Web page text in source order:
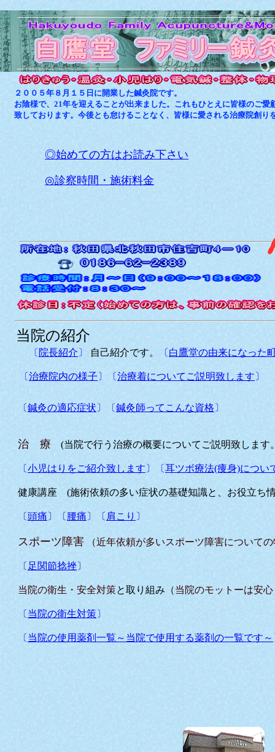
〔 院長紹介〕 自己紹介です。 〔 白鷹堂の由来になった
〔治療院内の様子 〕〔治療着についてご説明致します 〕
〔鍼灸の適応症状 〕 〔鍼灸師ってこんな資格 〕
治 療 (当院で行う治療の概要についてご説明致します
〔小児はりをご紹介致します 〕〔耳ツボ療法(痩身)につい
健康講座 (施術依頼の多い症状の基礎知識と、お役立ち
〔頭痛 〕〔 腰痛 〕〔 肩こり 〕
スポーツ障害 （近年依頼が多いスポーツ障害について
〔 足関節捻挫〕
当院の衛生・安全対策と取り組み （当院のモットーは安
〔 当院の衛生対策〕
〔 当院の使用薬剤一覧～当院で使用する薬剤の一覧です～
当院の紹介
◎始めての方はお読み下さい
◎診察時間・施術料金
２００５年８月１５日に開業した鍼灸院です。
お陰様で、21年を迎えることが出来ました。これもひとえに皆様のご愛
致しております。今後とも怠けることなく、皆様に愛される治療院創り